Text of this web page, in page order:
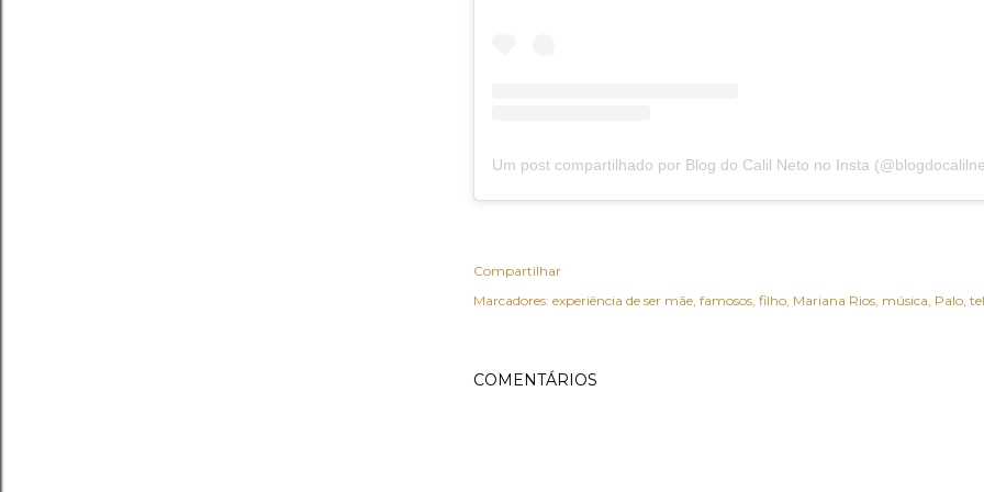
Compartilhar
Marcadores: experiência de ser mãe famosos filho Mariana Rios música Palo
COMENTÁRIOS